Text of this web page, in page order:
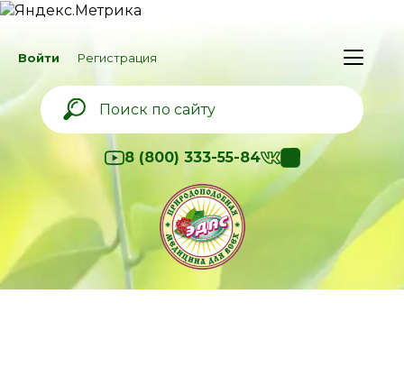
Войти Регистрация
8 (800) 333-55-84